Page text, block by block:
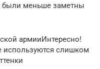
были меньше заметны
армииИнтересно!
используются слишком